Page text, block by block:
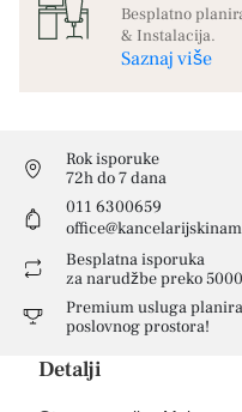
Besplatno
& Instalacija.
Saznaj više
Rok isporuke
72h do 7 dana
011 6300659
Besplatna isporuka
za narudžbe preko
Premium usluga
poslovnog prostora!
Detalji